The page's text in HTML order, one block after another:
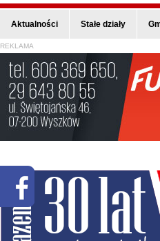
Aktualności Stałe działy
REKLAMA